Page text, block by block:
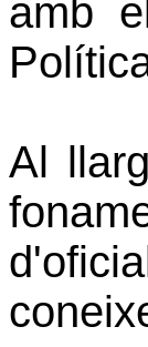
amb
Al